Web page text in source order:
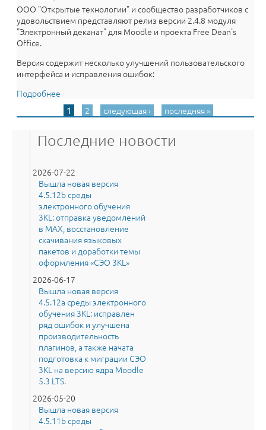
ООО "Открытые технологии" и сообщество разработчиков с
удовольствием представляют релиз версии 2.4.8 модуля
"Электронный деканат" для Moodle и проекта Free Dean's
Office.
Версия содержит несколько улучшений пользовательского
интерфейса и исправления ошибок:
Подробнее
2.4.8 для Moodle автоматизирует все!
Страницы
1 2 следующая › последняя »
Последние новости
2026-07-22
Вышла новая версия
4.5.12b среды
электронного обучения
3KL: отправка уведомлений
в MAX, восстановление
скачивания языковых
пакетов и доработки темы
оформления «СЭО 3KL»
2026-06-17
Вышла новая версия
4.5.12a среды электронного
обучения 3KL: исправлен
ряд ошибок и улучшена
производительность
плагинов, а также начата
подготовка к миграции СЭО
3KL на версию ядра Moodle
5.3 LTS.
2026-05-20
Вышла новая версия
4.5.11b среды